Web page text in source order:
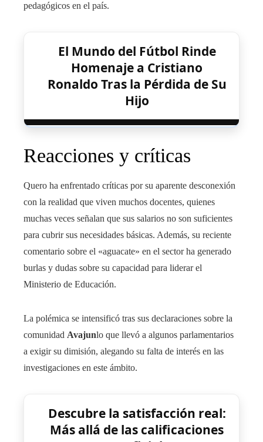
pedagógicos en el país.
El Mundo del Fútbol Rinde
Homenaje a Cristiano
Ronaldo Tras la Pérdida de Su
Hijo
Reacciones y críticas
Quero ha enfrentado críticas por su aparente desconexión
con la realidad que viven muchos docentes, quienes
muchas veces señalan que sus salarios no son suficientes
para cubrir sus necesidades básicas. Además, su reciente
comentario sobre el «aguacate» en el sector ha generado
burlas y dudas sobre su capacidad para liderar el
Ministerio de Educación.
La polémica se intensificó tras sus declaraciones sobre la
comunidad Avajunlo que llevó a algunos parlamentarios
a exigir su dimisión, alegando su falta de interés en las
investigaciones en este ámbito.
Descubre la satisfacción real:
Más allá de las calificaciones